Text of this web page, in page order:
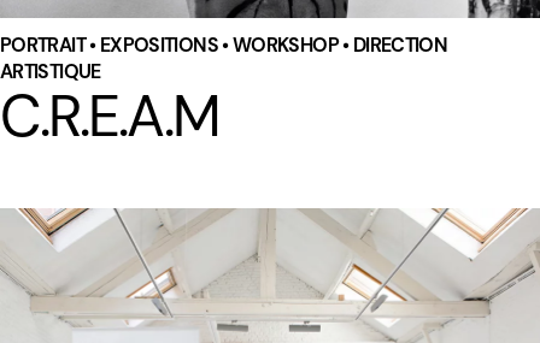
PORTRAIT • EXPOSITIONS • WORKSHOP • DIRECTION
ARTISTIQUE
C.R.E.A.M